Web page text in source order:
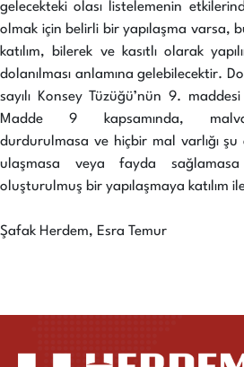
gelecekteki olası listelemenin
olmak için belirli bir yapılaşma varsa,
katılım, bilerek ve kasıtlı olarak
dolanılması anlamına gelebilecektir.
sayılı Konsey Tüzüğü’nün 9.
Madde 9 kapsamında,
durdurulmasa ve hiçbir mal varlığı
ulaşmasa veya fayda
oluşturulmuş bir yapılaşmaya katılım
Şafak Herdem, Esra Temur